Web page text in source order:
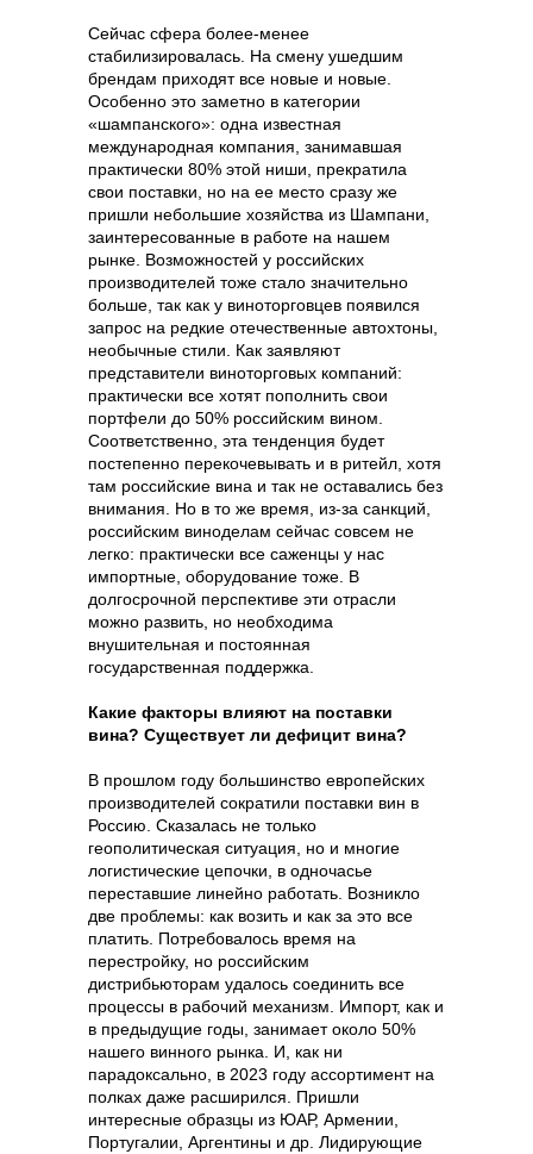
Сейчас сфера более-менее
стабилизировалась. На смену ушедшим
брендам приходят все новые и новые.
Особенно это заметно в категории
«шампанского»: одна известная
международная компания, занимавшая
практически 80% этой ниши, прекратила
свои поставки, но на ее место сразу же
пришли небольшие хозяйства из Шампани,
заинтересованные в работе на нашем
рынке. Возможностей у российских
производителей тоже стало значительно
больше, так как у виноторговцев появился
запрос на редкие отечественные автохтоны,
необычные стили. Как заявляют
представители виноторговых компаний:
практически все хотят пополнить свои
портфели до 50% российским вином.
Соответственно, эта тенденция будет
постепенно перекочевывать и в ритейл, хотя
там российские вина и так не оставались без
внимания. Но в то же время, из-за санкций,
российским виноделам сейчас совсем не
легко: практически все саженцы у нас
импортные, оборудование тоже. В
долгосрочной перспективе эти отрасли
можно развить, но необходима
внушительная и постоянная
государственная поддержка.
Какие факторы влияют на поставки
вина? Существует ли дефицит вина?
В прошлом году большинство европейских
производителей сократили поставки вин в
Россию. Сказалась не только
геополитическая ситуация, но и многие
логистические цепочки, в одночасье
переставшие линейно работать. Возникло
две проблемы: как возить и как за это все
платить. Потребовалось время на
перестройку, но российским
дистрибьюторам удалось соединить все
процессы в рабочий механизм. Импорт, как и
в предыдущие годы, занимает около 50%
нашего винного рынка. И, как ни
парадоксально, в 2023 году ассортимент на
полках даже расширился. Пришли
интересные образцы из ЮАР, Армении,
Португалии, Аргентины и др. Лидирующие